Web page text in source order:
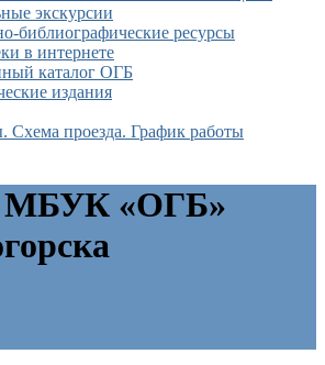
экскурсии
библиографические ресурсы
в интернете
каталог ОГБ
издания
Схема проезда. График работы
МБУК «ОГБ»